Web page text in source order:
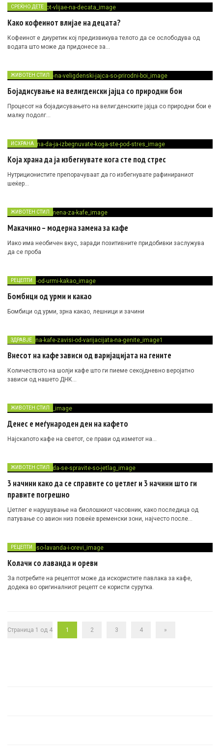
СРЕЌНО ДЕТЕ
Како кофеинот влијае на децата?
Кофеинот е диуретик кој предизвикува телото да се ослободува од
водата што може да придонесе за…
ЖИВОТЕН СТИЛ
Бојадисување на велигденски јајца со природни бои
Процесот на бојадисувањето на велигденските јајца со природни бои е
малку подолг…
ИСХРАНА
Која храна да ја избегнувате кога сте под стрес
Нутриционистите препорачуваат да го избегнувате рафинираниот
шеќер…
ЖИВОТЕН СТИЛ
Макачино – модерна замена за кафе
Иако има необичен вкус, заради позитивните придобивки заслужува
да се проба
РЕЦЕПТИ
Бомбици од урми и какао
Бомбици од урми, зрна какао, лешници и зачини
ЗДРАВЈЕ
Внесот на кафе зависи од варијацијата на гените
Количеството на шолји кафе што ги пиеме секојдневно веројатно
зависи од нашето ДНК…
ЖИВОТЕН СТИЛ
Денес е меѓународен ден на кафето
Најскапото кафе на светот, се прави од изметот на…
ЖИВОТЕН СТИЛ
3 начини како да се справите со џетлег и 3 начини што ги
правите погрешно
Џетлег е нарушување на биолошкиот часовник, како последица од
патување со авион низ повеќе временски зони, најчесто после…
РЕЦЕПТИ
Колачи со лаванда и ореви
За потребите на рецептот може да искористите павлака за кафе,
додека во оригиналниот рецепт се користи сурутка.
Страница 1 од 4 1 2 3 4 »